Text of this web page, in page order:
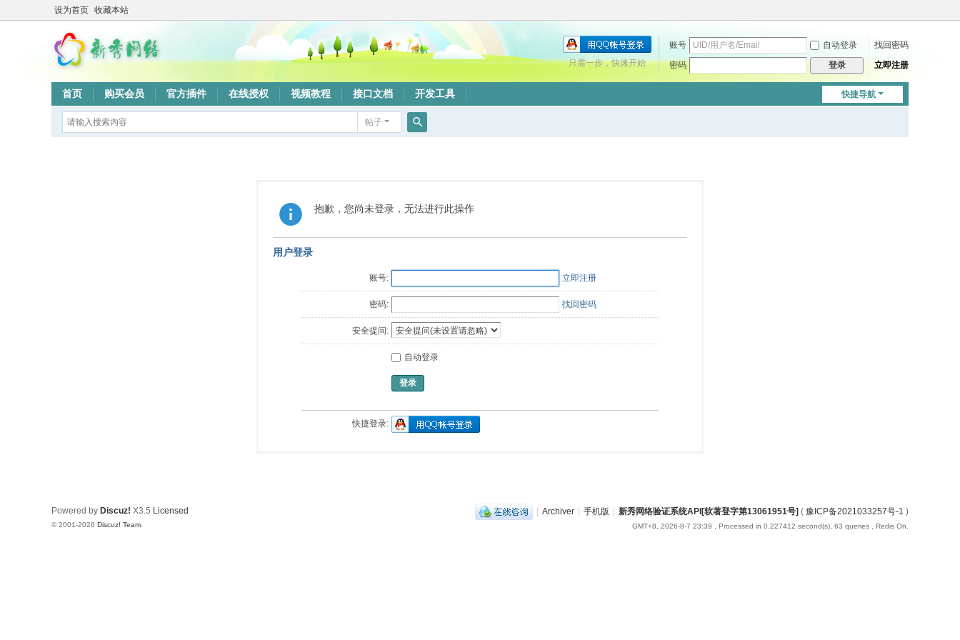
设为首页 收藏本站
账号 自动登录
找回密码
密码
登录 立即注册
只需一步，快速开始
快捷导航
首页 购买会员 官方插件 在线授权 视频教程 接口文档 开发工具
帖子
抱歉，您尚未登录，无法进行此操作
用户登录
账号: 立即注册
密码: 找回密码
安全提问:
自动登录
登录
快捷登录:
| Archiver | 手机版 | 新秀网络验证系统API[软著登字第13061951号] ( 豫ICP备2021033257号-1 )
GMT+8, 2026-8-7 23:39 , Processed in 0.227412 second(s), 63 queries , Redis On.
Powered by Discuz! X3.5 Licensed
© 2001-2026 Discuz! Team